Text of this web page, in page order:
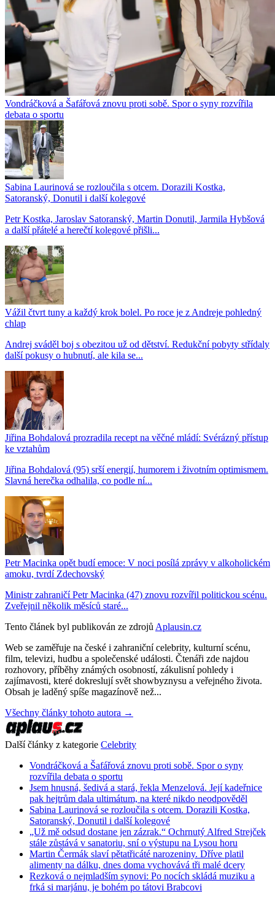
Vondráčková a Šafářová znovu proti sobě. Spor o syny rozvířila
debata o sportu
Sabina Laurinová se rozloučila s otcem. Dorazili Kostka,
Satoranský, Donutil i další kolegové
Petr Kostka, Jaroslav Satoranský, Martin Donutil, Jarmila Hybšová
a další přátelé a herečtí kolegové přišli...
Vážil čtvrt tuny a každý krok bolel. Po roce je z Andreje pohledný
chlap
Andrej sváděl boj s obezitou už od dětství. Redukční pobyty střídaly
další pokusy o hubnutí, ale kila se...
Jiřina Bohdalová prozradila recept na věčné mládí: Svérázný přístup
ke vztahům
Jiřina Bohdalová (95) srší energií, humorem i životním optimismem.
Slavná herečka odhalila, co podle ní...
Petr Macinka opět budí emoce: V noci posílá zprávy v alkoholickém
amoku, tvrdí Zdechovský
Ministr zahraničí Petr Macinka (47) znovu rozvířil politickou scénu.
Zveřejnil několik měsíců staré...
Tento článek byl publikován ze zdrojů Aplausin.cz
Web se zaměřuje na české i zahraniční celebrity, kulturní scénu,
film, televizi, hudbu a společenské události. Čtenáři zde najdou
rozhovory, příběhy známých osobností, zákulisní pohledy i
zajímavosti, které dokreslují svět showbyznysu a veřejného života.
Obsah je laděný spíše magazínově než...
Všechny články tohoto autora →
Další články z kategorie Celebrity
Vondráčková a Šafářová znovu proti sobě. Spor o syny
rozvířila debata o sportu
Jsem hnusná, šedivá a stará, řekla Menzelová. Její kadeřnice
pak hejtrům dala ultimátum, na které nikdo neodpověděl
Sabina Laurinová se rozloučila s otcem. Dorazili Kostka,
Satoranský, Donutil i další kolegové
„Už mě odsud dostane jen zázrak.“ Ochrnutý Alfred Strejček
stále zůstává v sanatoriu, sní o výstupu na Lysou horu
Martin Čermák slaví pětatřicáté narozeniny. Dříve platil
alimenty na dálku, dnes doma vychovává tři malé dcery
Rezková o nejmladším synovi: Po nocích skládá muziku a
frká si marjánu, je bohém po tátovi Brabcovi